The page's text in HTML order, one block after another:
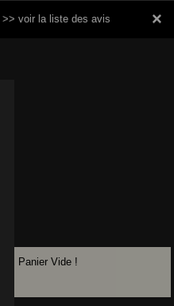
×
>> voir la liste des avis ×
Panier Vide !